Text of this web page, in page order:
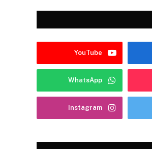
YouTube
WhatsApp
Instagram